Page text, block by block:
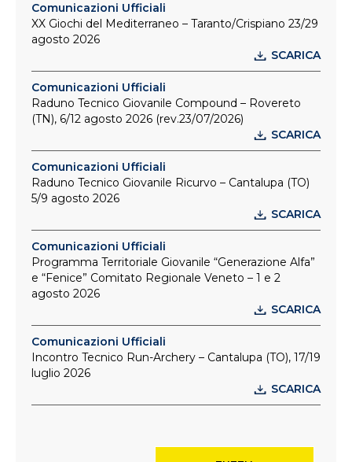
Comunicazioni Ufficiali
XX Giochi del Mediterraneo – Taranto/Crispiano 23/29
agosto 2026
SCARICA
Comunicazioni Ufficiali
Raduno Tecnico Giovanile Compound – Rovereto
(TN), 6/12 agosto 2026 (rev.23/07/2026)
SCARICA
Comunicazioni Ufficiali
Raduno Tecnico Giovanile Ricurvo – Cantalupa (TO)
5/9 agosto 2026
SCARICA
Comunicazioni Ufficiali
Programma Territoriale Giovanile “Generazione Alfa”
e “Fenice” Comitato Regionale Veneto – 1 e 2
agosto 2026
SCARICA
Comunicazioni Ufficiali
Incontro Tecnico Run-Archery – Cantalupa (TO), 17/19
luglio 2026
SCARICA